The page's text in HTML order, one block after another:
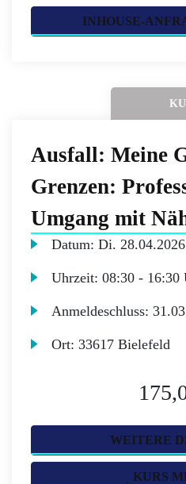
INHOUSE-
Ausfall: Meine
Grenzen:
Umgang mit
Datum:Di. 28.04.2026
Uhrzeit:08:30 - 16:30
Anmeldeschluss:
Ort:33617 Bielefeld
WEITERE
KURS